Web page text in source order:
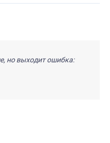
но выходит ошибка: